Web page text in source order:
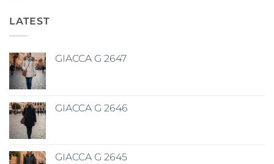
LATEST
GIACCA G 2647
GIACCA G 2646
GIACCA G 2645